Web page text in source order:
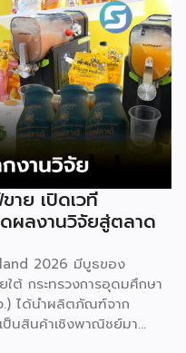
าย เปิดเวที
ผลงานวิจัยสู่ตลาด
2026 มีบูธของ
ต้ กระทรวงการอุดมศึกษา
.) ได้นำผลิตภัณฑ์จาก
ป็นสินค้าเชิงพาณิชย์มา